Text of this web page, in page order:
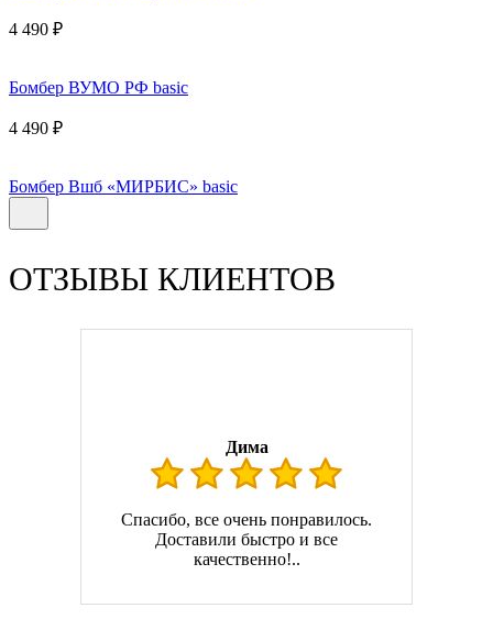
4 490 ₽
Бомбер ВУМО РФ basic
4 490 ₽
Бомбер Вшб «МИРБИС» basic
ОТЗЫВЫ КЛИЕНТОВ
Дима
Спасибо, все очень понравилось.
Доставили быстро и все
качественно!..